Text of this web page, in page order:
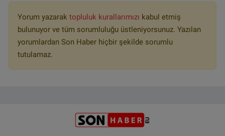
Yorum yazarak topluluk kurallarımızı kabul etmiş
bulunuyor ve tüm sorumluluğu üstleniyorsunuz. Yazılan
yorumlardan Son Haber hiçbir şekilde sorumlu
tutulamaz.